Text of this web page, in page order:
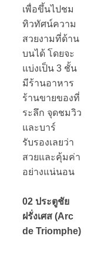
เพื่อขึ้นไปชม
ทิวทัศน์ความ
สวยงามที่ด้าน
บนได้ โดยจะ
แบ่งเป็น 3 ชั้น
มีร้านอาหาร
ร้านขายของที่
ระลึก จุดชมวิว
และบาร์
รับรองเลยว่า
สวยและคุ้มค่า
อย่างแน่นอน
02 ประตูชัย
ฝรั่งเศส (Arc
de Triomphe)